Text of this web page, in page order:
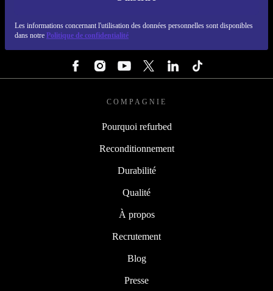
Les informations concernant l'utilisation des données personnelles sont disponibles
dans notre Politique de confidentialité
COMPAGNIE
Pourquoi refurbed
Reconditionnement
Durabilité
Qualité
À propos
Recrutement
Blog
Presse